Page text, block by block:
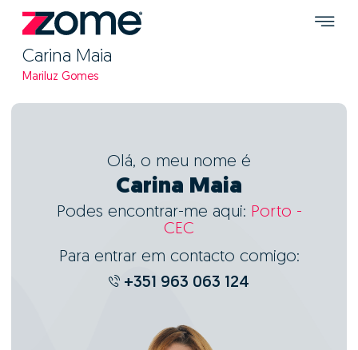
Carina Maia
Mariluz Gomes
Olá, o meu nome é
Carina Maia
Podes encontrar-me aqui: Porto -
CEC
Para entrar em contacto comigo:
+351 963 063 124